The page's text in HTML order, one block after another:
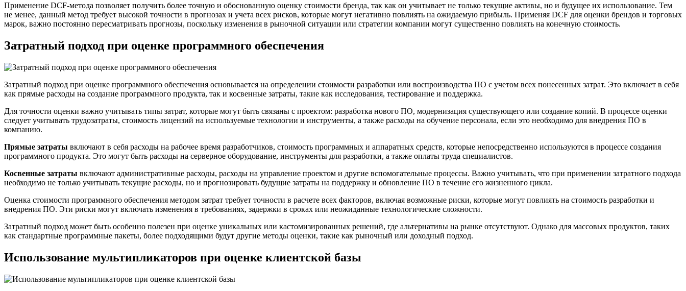
Применение DCF-метода позволяет получить более точную и обоснованную оценку стоимости бренда, так как он учитывает не только текущие активы, но и будущее их использование. Тем
не менее, данный метод требует высокой точности в прогнозах и учета всех рисков, которые могут негативно повлиять на ожидаемую прибыль. Применяя DCF для оценки брендов и торговых
марок, важно постоянно пересматривать прогнозы, поскольку изменения в рыночной ситуации или стратегии компании могут существенно повлиять на конечную стоимость.
Затратный подход при оценке программного обеспечения
Затратный подход при оценке программного обеспечения основывается на определении стоимости разработки или воспроизводства ПО с учетом всех понесенных затрат. Это включает в себя
как прямые расходы на создание программного продукта, так и косвенные затраты, такие как исследования, тестирование и поддержка.
Для точности оценки важно учитывать типы затрат, которые могут быть связаны с проектом: разработка нового ПО, модернизация существующего или создание копий. В процессе оценки
следует учитывать трудозатраты, стоимость лицензий на используемые технологии и инструменты, а также расходы на обучение персонала, если это необходимо для внедрения ПО в
компанию.
Прямые затраты включают в себя расходы на рабочее время разработчиков, стоимость программных и аппаратных средств, которые непосредственно используются в процессе создания
программного продукта. Это могут быть расходы на серверное оборудование, инструменты для разработки, а также оплаты труда специалистов.
Косвенные затраты включают административные расходы, расходы на управление проектом и другие вспомогательные процессы. Важно учитывать, что при применении затратного подхода
необходимо не только учитывать текущие расходы, но и прогнозировать будущие затраты на поддержку и обновление ПО в течение его жизненного цикла.
Оценка стоимости программного обеспечения методом затрат требует точности в расчете всех факторов, включая возможные риски, которые могут повлиять на стоимость разработки и
внедрения ПО. Эти риски могут включать изменения в требованиях, задержки в сроках или неожиданные технологические сложности.
Затратный подход может быть особенно полезен при оценке уникальных или кастомизированных решений, где альтернативы на рынке отсутствуют. Однако для массовых продуктов, таких
как стандартные программные пакеты, более подходящими будут другие методы оценки, такие как рыночный или доходный подход.
Использование мультипликаторов при оценке клиентской базы